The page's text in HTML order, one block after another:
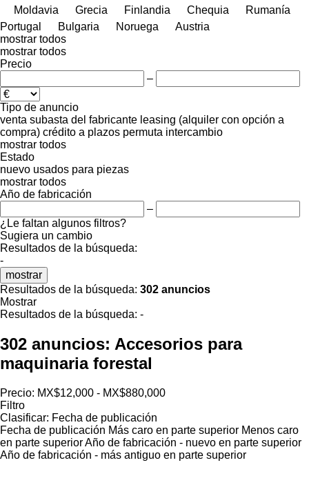
Moldavia
Grecia Finlandia Chequia
Rumanía
Portugal
Bulgaria Noruega
Austria
mostrar todos
mostrar todos
Precio
–
Tipo de anuncio
venta subasta del fabricante leasing (alquiler con opción a
compra) crédito a plazos permuta intercambio
mostrar todos
Estado
nuevo usados para piezas
mostrar todos
Año de fabricación
–
¿Le faltan algunos filtros?
Sugiera un cambio
Resultados de la búsqueda:
-
mostrar
Resultados de la búsqueda: 302 anuncios
Mostrar
Resultados de la búsqueda: -
302 anuncios: Accesorios para
maquinaria forestal
Precio: MX$12,000 - MX$880,000
Filtro
Clasificar: Fecha de publicación
Fecha de publicación Más caro en parte superior Menos caro
en parte superiorAño de fabricación - nuevo en parte superior
Año de fabricación - más antiguo en parte superior